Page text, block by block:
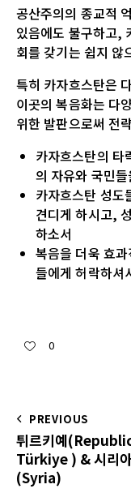
공산주의의 종교적
있음에도 불구하고,
회를 갖기는 쉽지 않
특히 카자흐스탄은
이곳의 복음화는 다
위한 발판으로써 전
카자흐스탄의 타
의 자유와 국민
카자흐스탄 성도
견디게 하시고,
하소서
복음을 더욱 효
들에게 허락하셔
0
PREVIOUS
튀르키예
Türkiye ) & 시리
(Syria)